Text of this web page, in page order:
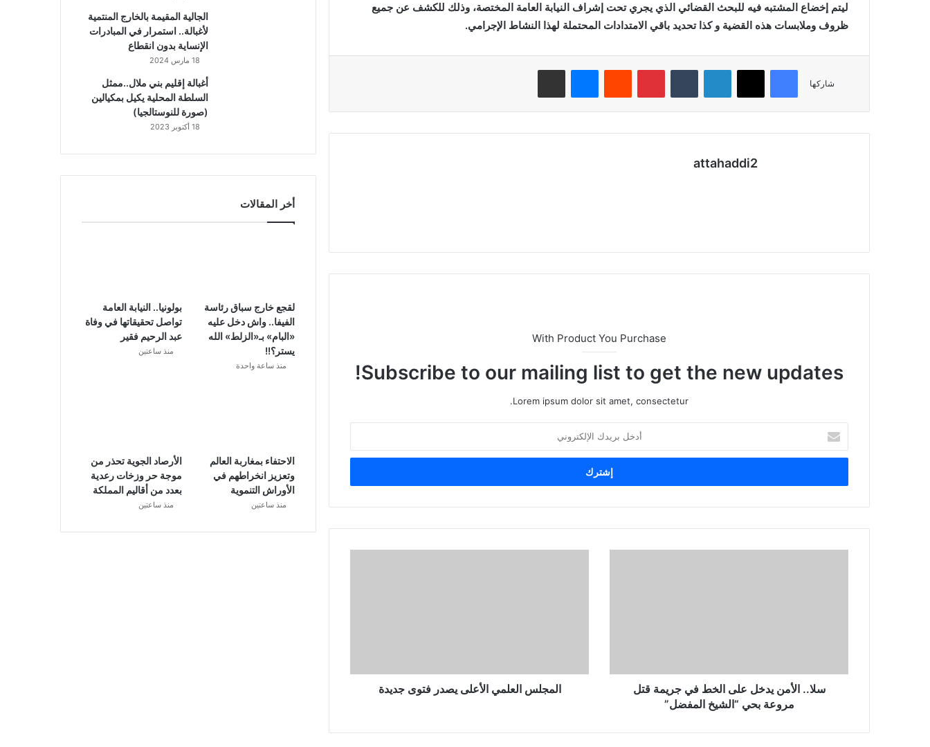
ليتم إخضاع المشتبه فيه للبحث القضائي الذي يجري تحت إشراف النيابة العامة المختصة، وذلك للكشف عن جميع
ظروف وملابسات هذه القضية و كذا تحديد باقي الامتدادات المحتملة لهذا النشاط الإجرامي.
شاركها
فيسبوك X لينكدإن بينتيريست ماسنجر مشاركة عبر البريد
attahaddi2
With Product You Purchase
Subscribe to our mailing list to get the new updates!
Lorem ipsum dolor sit amet, consectetur.
بريدك
الإلكتروني
سلا.. الأمن يدخل على الخط في جريمة قتل
مروعة بحي “الشيخ المفضل”
المجلس العلمي الأعلى يصدر فتوى جديدة
الجالية المقيمة بالخارج المنتمية
لأغبالة.. استمرار في المبادرات
الإنساية بدون انقطاع
18 مارس 2024
أغبالة إقليم بني ملال..ممثل
السلطة المحلية يكيل بمكيالين
(صورة للنوستالجيا)
18 أكتوبر 2023
أخر المقالات
لقجع خارج سباق رئاسة
الفيفا.. واش دخل عليه
«البام» بـ«الزلط» الله
يستر؟!!
منذ ساعة واحدة
بولونيا.. النيابة العامة
تواصل تحقيقاتها في وفاة
عبد الرحيم فقير
منذ ساعتين
الاحتفاء بمغاربة العالم
وتعزيز انخراطهم في
الأوراش التنموية
منذ ساعتين
الأرصاد الجوية تحذر من
موجة حر وزخات رعدية
بعدد من أقاليم المملكة
منذ ساعتين